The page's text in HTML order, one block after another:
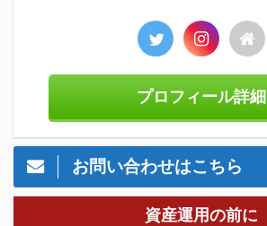
プロフィール詳細
お問い合わせはこちら
資産運用の前に